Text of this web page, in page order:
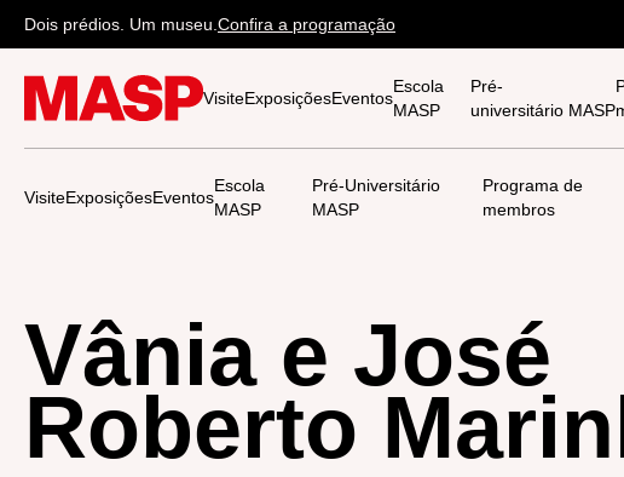
Dois prédios. Um museu. Confira a programação
VisiteExposiçõesEventos
Escola
MASP
Pré-
universitário MASP
VisiteExposiçõesEventos
Escola
MASP
Pré-Universitário
MASP
Programa de
membros
Vânia e José
Roberto